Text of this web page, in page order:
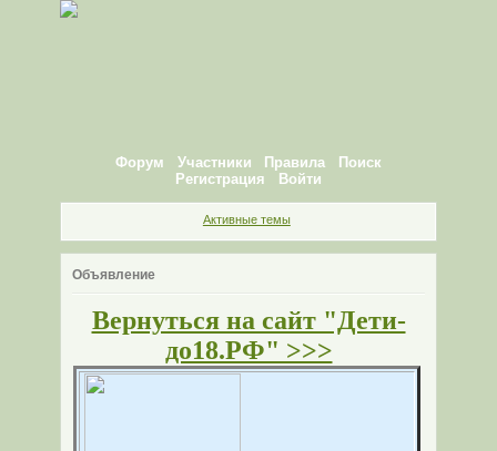
Форум Участники Правила
Поиск
Регистрация
Войти
Активные темы
Объявление
Вернуться на сайт "Дети-
до18.РФ" >>>